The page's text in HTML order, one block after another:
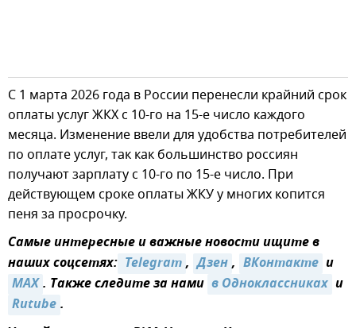
С 1 марта 2026 года в России перенесли крайний срок
оплаты услуг ЖКХ с 10-го на 15-е число каждого
месяца. Изменение ввели для удобства потребителей
по оплате услуг, так как большинство россиян
получают зарплату с 10-го по 15-е число. При
действующем сроке оплаты ЖКУ у многих копится
пеня за просрочку.
Самые интересные и важные новости ищите в
наших соцсетях: Telegram, Дзен, ВКонтакте и
MAX. Также следите за нами в Одноклассниках и
Rutube.